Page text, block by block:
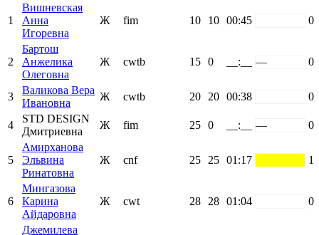
1
Вишневская
Анна
Игоревна
Ж fim 10 10 00:45 0
2
Бартош
Анжелика
Олеговна
Ж cwtb 15 0 __:__ — 0
3
Валикова Вера
Ивановна
Ж cwtb 20 20 00:38 0
4
STD DESIGN
Дмитриевна
Ж fim 25 0 __:__ — 0
5
Амирханова
Эльвина
Ринатовна
Ж cnf 25 25 01:17 1
6
Мингазова
Карина
Айдаровна
Ж cwt 28 28 01:04 0
Джемилева